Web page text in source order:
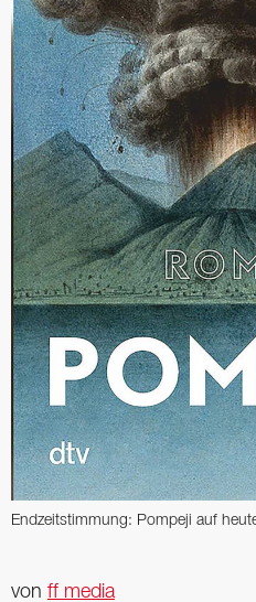
Endzeitstimmung: Pompeji auf
von ff media